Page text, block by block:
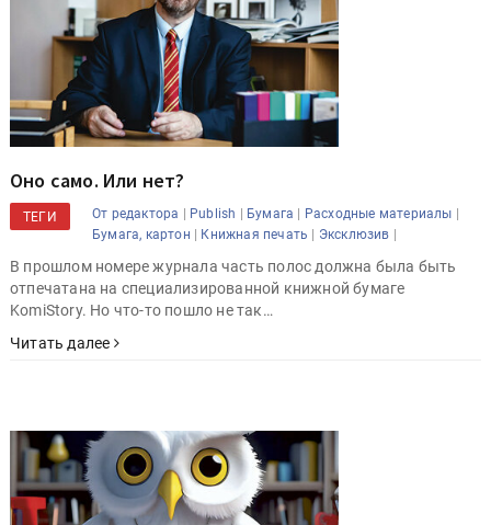
Оно само. Или нет?
ТЕГИ От редактора | Publish | Бумага | Расходные материалы |
Бумага, картон | Книжная печать | Эксклюзив |
В прошлом номере журнала часть полос должна была быть
отпечатана на специализированной книжной бумаге
KomiStory. Но что-то пошло не так…
Читать далее